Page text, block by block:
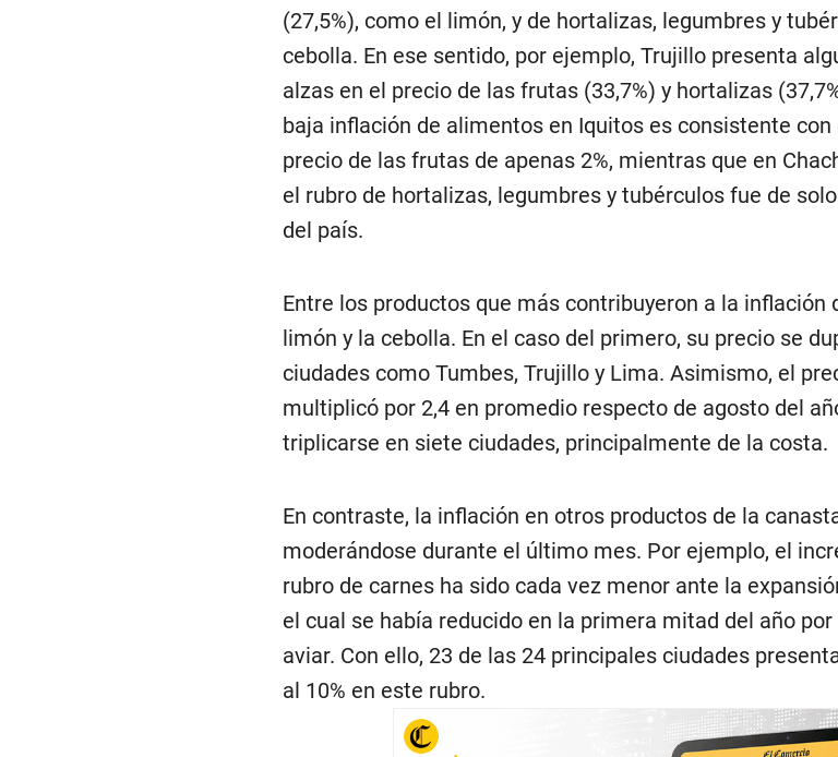
(27,5%), como el limón, y de hortalizas, legumbres y
cebolla. En ese sentido, por ejemplo, Trujillo presenta
alzas en el precio de las frutas (33,7%) y hortalizas
baja inflación de alimentos en Iquitos es consistente
precio de las frutas de apenas 2%, mientras que en
el rubro de hortalizas, legumbres y tubérculos fue de
del país.
Entre los productos que más contribuyeron a la inflación
limón y la cebolla. En el caso del primero, su precio se
ciudades como Tumbes, Trujillo y Lima. Asimismo, el
multiplicó por 2,4 en promedio respecto de agosto del
triplicarse en siete ciudades, principalmente de la costa.
En contraste, la inflación en otros productos de la
moderándose durante el último mes. Por ejemplo, el
rubro de carnes ha sido cada vez menor ante la
el cual se había reducido en la primera mitad del año
aviar. Con ello, 23 de las 24 principales ciudades
al 10% en este rubro.